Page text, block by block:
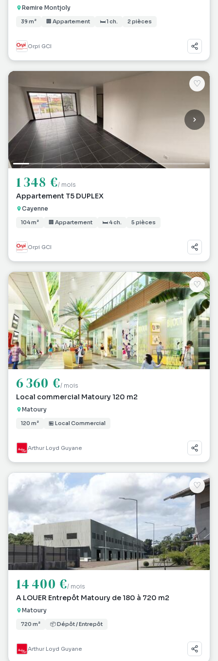
Remire Montjoly
39 m² 🏢 Appartement 🛏 1 ch. 2 pièces
Orpi GCI
♡
1 348 €/ mois
Appartement T5 DUPLEX
Cayenne
104 m² 🏢 Appartement 🛏 4 ch. 5 pièces
Orpi GCI
♡
6 360 €/ mois
Local commercial Matoury 120 m2
Matoury
120 m² 🏪 Local Commercial
Arthur Loyd Guyane
♡
14 400 €/ mois
A LOUER Entrepôt Matoury de 180 à 720 m2
Matoury
720 m² 📦 Dépôt / Entrepôt
Arthur Loyd Guyane